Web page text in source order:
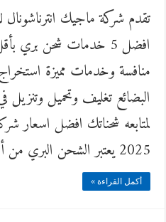
تقدم شركة ماجيك انترناشونال
افضل 5 خدمات شحن
منافسة وخدمات مميزة
البضائع تغليف وتحميل
لمتابعه شحناتك افضل اسعار
2025 يعتبر الشحن البري من أشهر أنواع …
أكمل القراءة »